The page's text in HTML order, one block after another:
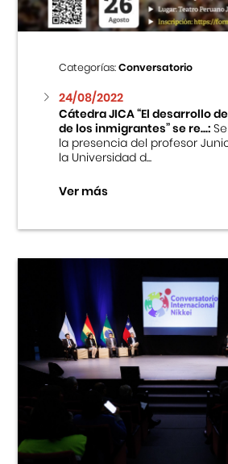
Categorías:Conversatorio
24/08/2022
Cátedra JICA “El desarrollo
de los inmigrantes” se re...:
la presencia del profesor
la Universidad d...
Ver más